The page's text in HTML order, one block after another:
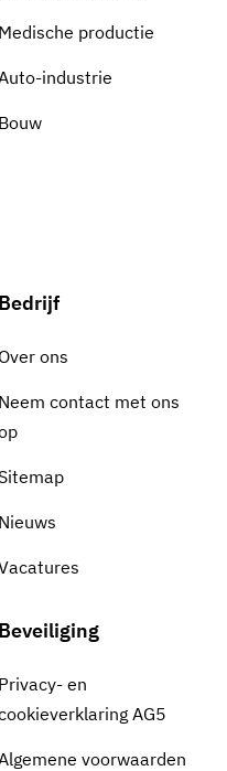
Medische productie
industrie
Bouw
Bedrijf
Over ons
Neem contact met ons
Nieuws
Beveiliging
Privacy- en
AG5
voorwaarden